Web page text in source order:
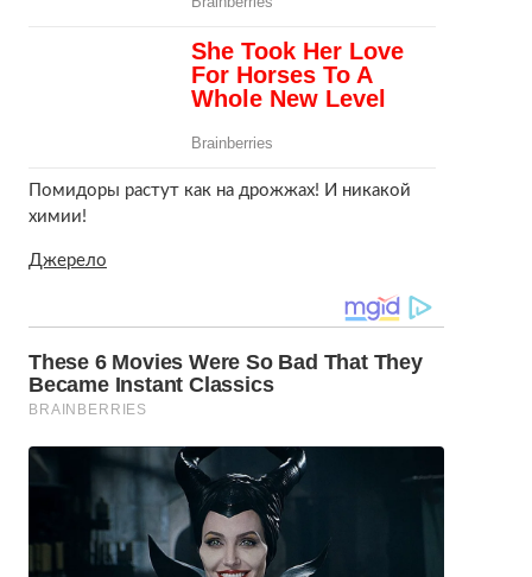
Помидоры растут как на дрожжах! И никакой
химии!
Джерело